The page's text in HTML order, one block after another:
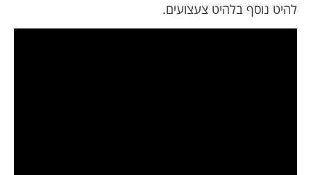
להיט נוסף בלהיט צעצועים.